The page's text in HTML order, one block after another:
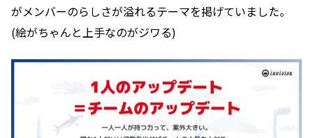
がメンバーのらしさが溢れるテーマを掲げていました。
(絵がちゃんと上手なのがジワる)